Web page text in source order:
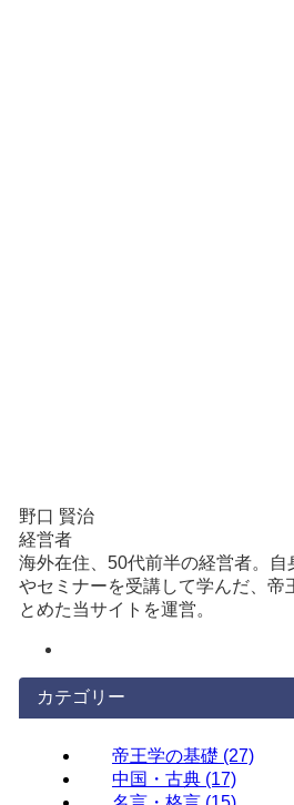
野口 賢治
経営者
海外在住、50代前半の経営者。
やセミナーを受講して学んだ、帝
とめた当サイトを運営。
カテゴリー
帝王学の基礎 (27)
中国・古典 (17)